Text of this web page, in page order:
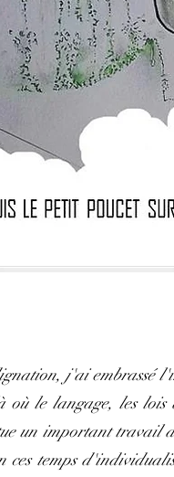
j'ai embrassé
le langage, les
un important travail
temps